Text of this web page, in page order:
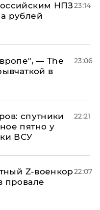
НПЗ
рублей
23:14
— The
в
23:06
спутники
пятно у
ВСУ
22:21
Z-военкор
провале
22:07